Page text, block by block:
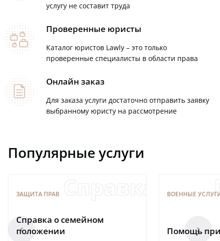
услугу не составит труда
lawyers
Проверенные юристы
Каталог юристов Lawly – это только
проверенные специалисты в области права
paper
Онлайн заказ
Для заказа услуги достаточно отправить заявку
выбранному юристу на рассмотрение
Популярные услуги
ЗАЩИТА ПРАВ Справка о
Справка о семейном
положении
ВОЕННЫЕ
Помощь
arrowleft arrowright